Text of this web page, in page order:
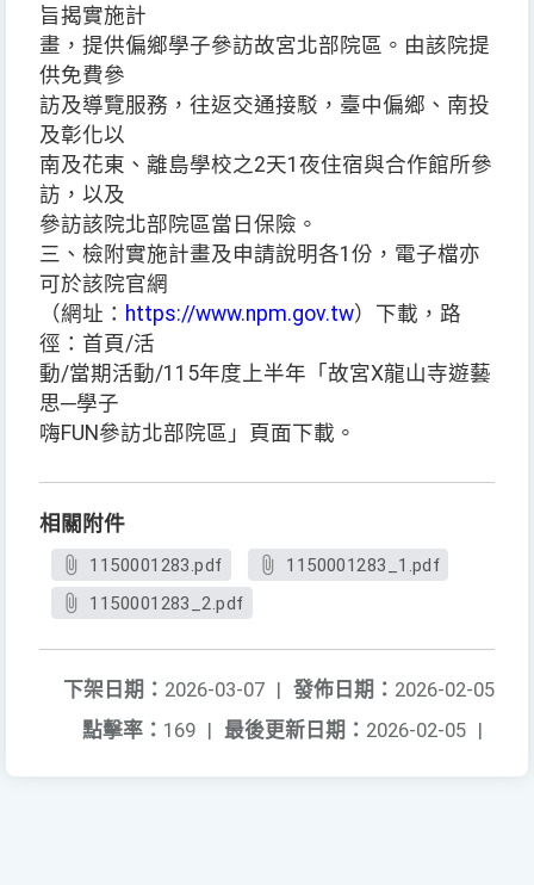
旨揭實施計
畫，提供偏鄉學子參訪故宮北部院區。由該院提
供免費參
訪及導覽服務，往返交通接駁，臺中偏鄉、南投
及彰化以
南及花東、離島學校之2天1夜住宿與合作館所參
訪，以及
參訪該院北部院區當日保險。
三、檢附實施計畫及申請說明各1份，電子檔亦
可於該院官網
（網址： https://www.npm.gov.tw）下載，路
徑：首頁/活
動/當期活動/115年度上半年「故宮X龍山寺遊藝
思─學子
嗨FUN參訪北部院區」頁面下載。
相關附件
1150001283.pdf
1150001283_1.pdf
1150001283_2.pdf
發佈日期： 2026-02-05
下架日期： 2026-03-07 |
最後更新日期： 2026-02-05 |
點擊率： 169 |